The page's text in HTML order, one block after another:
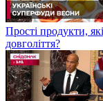
Прості продукти,
довголіття?